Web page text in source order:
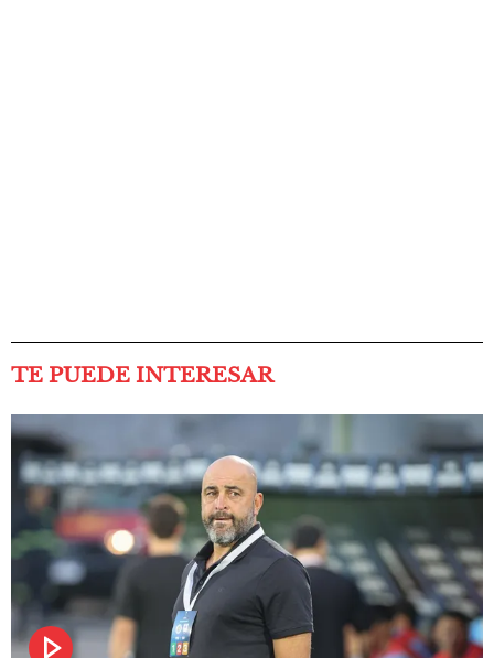
TE PUEDE INTERESAR